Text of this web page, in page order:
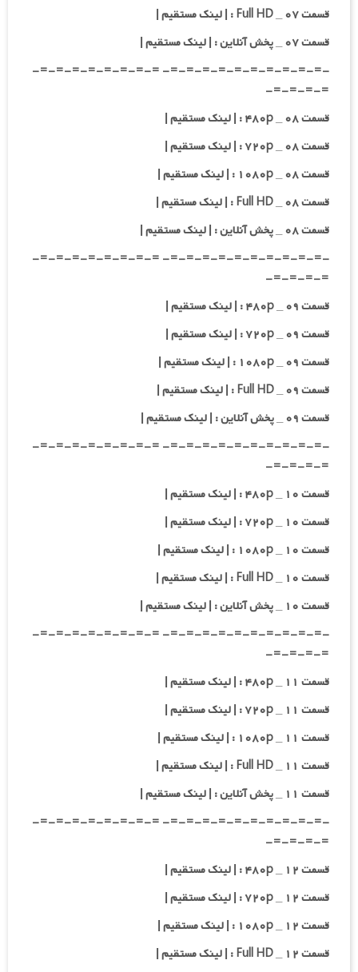
قسمت ۰۷ _ Full HD : | لینک مستقیم |
قسمت ۰۷ _ پخش آنلاین : | لینک مستقیم |
-=-=-=-=-=-=-=-=-=-=- =-=-=-=-=-=-=-=-
=-=-=-=-
قسمت ۰۸ _ ۴۸۰p : | لینک مستقیم |
قسمت ۰۸ _ ۷۲۰p : | لینک مستقیم |
قسمت ۰۸ _ ۱۰۸۰p : | لینک مستقیم |
قسمت ۰۸ _ Full HD : | لینک مستقیم |
قسمت ۰۸ _ پخش آنلاین : | لینک مستقیم |
-=-=-=-=-=-=-=-=-=-=- =-=-=-=-=-=-=-=-
=-=-=-=-
قسمت ۰۹ _ ۴۸۰p : | لینک مستقیم |
قسمت ۰۹ _ ۷۲۰p : | لینک مستقیم |
قسمت ۰۹ _ ۱۰۸۰p : | لینک مستقیم |
قسمت ۰۹ _ Full HD : | لینک مستقیم |
قسمت ۰۹ _ پخش آنلاین : | لینک مستقیم |
-=-=-=-=-=-=-=-=-=-=- =-=-=-=-=-=-=-=-
=-=-=-=-
قسمت ۱۰ _ ۴۸۰p : | لینک مستقیم |
قسمت ۱۰ _ ۷۲۰p : | لینک مستقیم |
قسمت ۱۰ _ ۱۰۸۰p : | لینک مستقیم |
قسمت ۱۰ _ Full HD : | لینک مستقیم |
قسمت ۱۰ _ پخش آنلاین : | لینک مستقیم |
-=-=-=-=-=-=-=-=-=-=- =-=-=-=-=-=-=-=-
=-=-=-=-
قسمت ۱۱ _ ۴۸۰p : | لینک مستقیم |
قسمت ۱۱ _ ۷۲۰p : | لینک مستقیم |
قسمت ۱۱ _ ۱۰۸۰p : | لینک مستقیم |
قسمت ۱۱ _ Full HD : | لینک مستقیم |
قسمت ۱۱ _ پخش آنلاین : | لینک مستقیم |
-=-=-=-=-=-=-=-=-=-=- =-=-=-=-=-=-=-=-
=-=-=-=-
قسمت ۱۲ _ ۴۸۰p : | لینک مستقیم |
قسمت ۱۲ _ ۷۲۰p : | لینک مستقیم |
قسمت ۱۲ _ ۱۰۸۰p : | لینک مستقیم |
قسمت ۱۲ _ Full HD : | لینک مستقیم |